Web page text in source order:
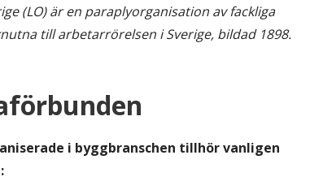
(LO) är en paraplyorganisation av fackliga
till arbetarrörelsen i Sverige, bildad 1898.
i byggbranschen tillhör vanligen